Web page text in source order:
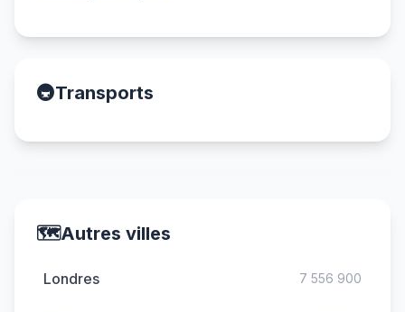
🚇Transports
🗺️Autres villes
Londres 7 556 900